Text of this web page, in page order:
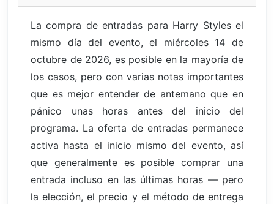
La compra de entradas para Harry Styles el
mismo día del evento, el miércoles 14 de
octubre de 2026, es posible en la mayoría de
los casos, pero con varias notas importantes
que es mejor entender de antemano que en
pánico unas horas antes del inicio del
programa. La oferta de entradas permanece
activa hasta el inicio mismo del evento, así
que generalmente es posible comprar una
entrada incluso en las últimas horas — pero
la elección, el precio y el método de entrega